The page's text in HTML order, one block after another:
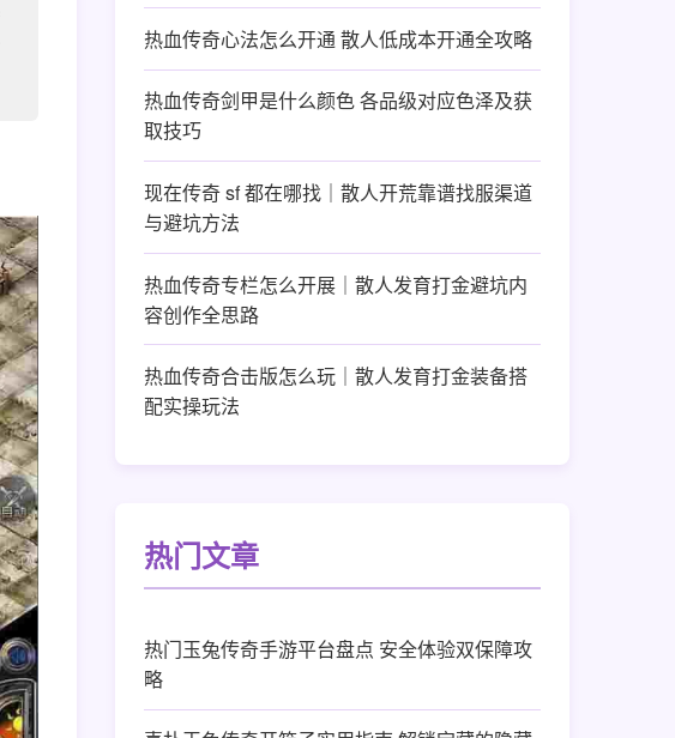
热血传奇心法怎么开通 散人低成本开通全攻略
热血传奇剑甲是什么颜色 各品级对应色泽及获
取技巧
现在传奇 sf 都在哪找｜散人开荒靠谱找服渠道
与避坑方法
热血传奇专栏怎么开展｜散人发育打金避坑内
容创作全思路
热血传奇合击版怎么玩｜散人发育打金装备搭
配实操玩法
热门文章
热门玉兔传奇手游平台盘点 安全体验双保障攻
略